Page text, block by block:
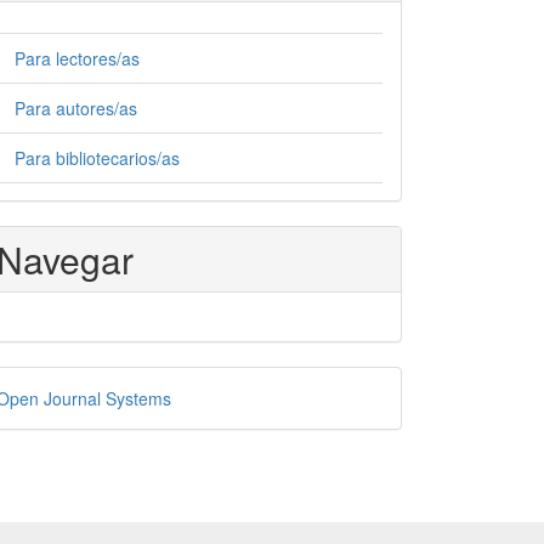
Para lectores/as
Para autores/as
Para bibliotecarios/as
Journal Systems